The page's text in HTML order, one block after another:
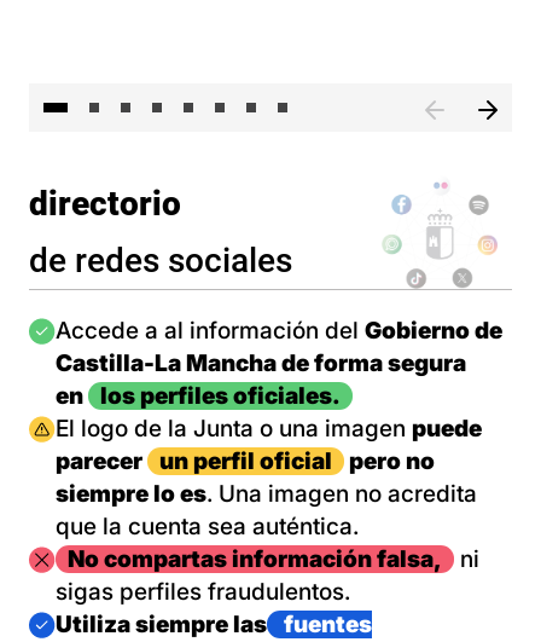
directorio
de redes sociales
Imagen
Accede a al información del Gobierno de
Castilla-La Mancha de forma segura
en
los perfiles oficiales.
Imagen
El logo de la Junta o una imagen puede
parecer
un perfil oficial
pero no
siempre lo es. Una imagen no acredita
que la cuenta sea auténtica.
ImagenNo compartas información falsa,
ni
sigas perfiles fraudulentos.
Imagen
Utiliza siempre las
fuentes